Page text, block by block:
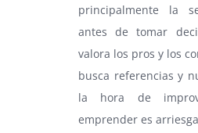
principalmente la
antes de tomar
valora los pros y los
busca referencias y
la hora de
emprender es